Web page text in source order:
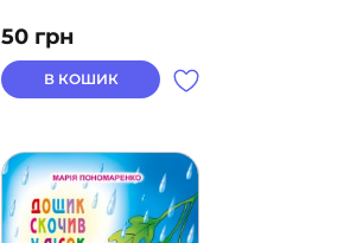
50 грн
В КОШИК